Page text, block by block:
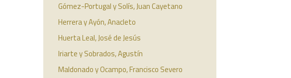
Gómez-Portugal y Solís, Juan Cayetano
Herrera y Ayón, Anacleto
Huerta Leal, José de Jesús
Iriarte y Sobrados, Agustín
Maldonado y Ocampo, Francisco Severo